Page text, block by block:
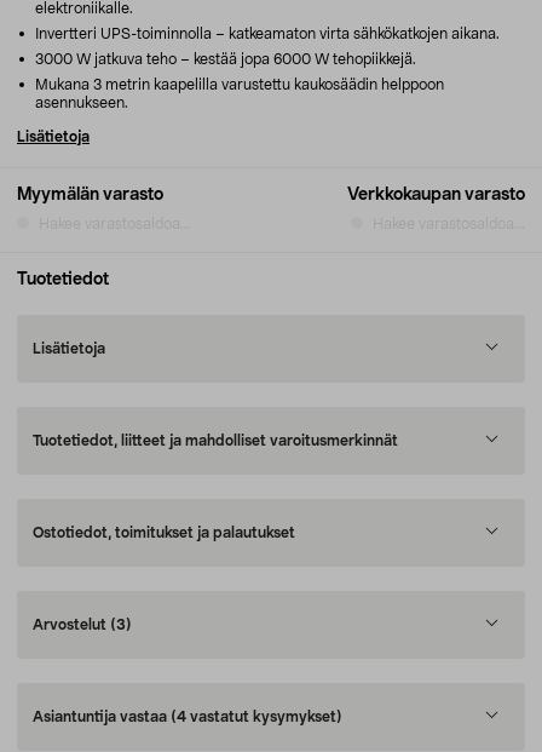
Myymälän varasto Verkkokaupan varasto
elektroniikalle.
Invertteri UPS-toiminnolla – katkeamaton virta sähkökatkojen aikana.
3000 W jatkuva teho – kestää jopa 6000 W tehopiikkejä.
Mukana 3 metrin kaapelilla varustettu kaukosäädin helppoon
asennukseen.
Lisätietoja
Tuotetiedot
Lisätietoja
Tuotetiedot, liitteet ja mahdolliset varoitusmerkinnät
Ostotiedot, toimitukset ja palautukset
Arvostelut (3)
Asiantuntija vastaa (4 vastatut kysymykset)